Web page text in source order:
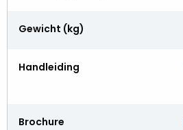
Gewicht (kg)
Handleiding
Brochure